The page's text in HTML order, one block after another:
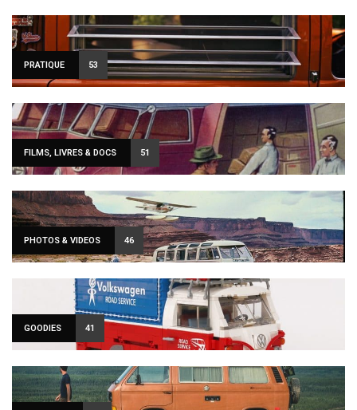
PRATIQUE 53
FILMS, LIVRES & DOCS 51
PHOTOS & VIDEOS 46
GOODIES 41